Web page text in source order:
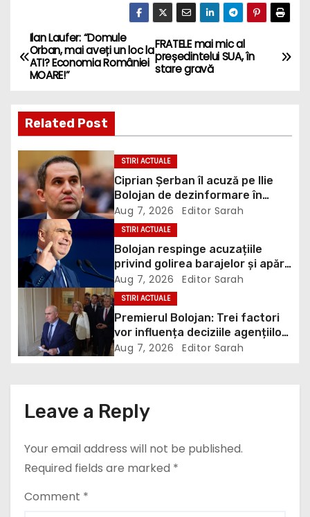
P
o
t
n
a
v
g
a
t
n
FRATELE mai mic al
președintelui SUA, în
stare gravă
Ilan Laufer: “Domule
Orban, mai aveți un loc la
ATI? Economia României
MOARE!”
Related Post
STIRI ACTUALE
Ciprian Șerban îl acuză pe Ilie
Bolojan de dezinformare în
scandalul proiectului Bala II: „A
fost blocat de Comisia
Europeană, nu abandonat”
Aug 7, 2026 Editor Sarah
STIRI ACTUALE
Bolojan respinge acuzațiile
privind golirea barajelor și apără
renunțarea la cărbune: „Era o
necesitate economică”
Aug 7, 2026 Editor Sarah
STIRI ACTUALE
Premierul Bolojan: Trei factori
vor influența deciziile agențiilor
de rating privind România
Aug 7, 2026 Editor Sarah
Leave a Reply
Your email address will not be published.
Required fields are marked *
Comment *